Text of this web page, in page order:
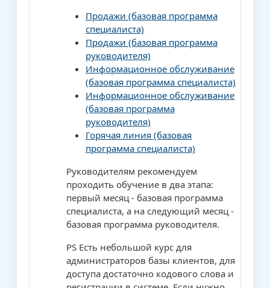
Продажи (базовая программа
специалиста)
Продажи (базовая программа
руководителя)
Информационное обслуживание
(базовая программа специалиста)
Информационное обслуживание
(базовая программа
руководителя)
Горячая линия (базовая
программа специалиста)
Руководителям рекомендуем
проходить обучение в два этапа:
первый месяц - базовая программа
специалиста, а на следующий месяц -
базовая программа руководителя.
PS Есть небольшой курс для
администраторов базы клиентов, для
доступа достаточно кодового слова и